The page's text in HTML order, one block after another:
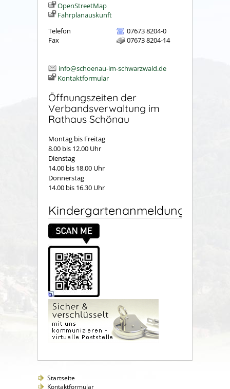
OpenStreetMap
Fahrplanauskunft
Telefon
07673 8204-0
Fax
07673 8204-14
info@schoenau-im-schwarzwald.de
Kontaktformular
Öffnungszeiten der
Verbandsverwaltung im
Rathaus Schönau
Montag bis Freitag
8.00 bis 12.00 Uhr
Dienstag
14.00 bis 18.00 Uhr
Donnerstag
14.00 bis 16.30 Uhr
Kindergartenanmeldung
Startseite
Kontaktformular